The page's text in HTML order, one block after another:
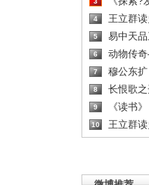
4 王立群
5 易中天
6 动物传
7 穆公东扩
8 长恨歌
9 《读书
10 王立群